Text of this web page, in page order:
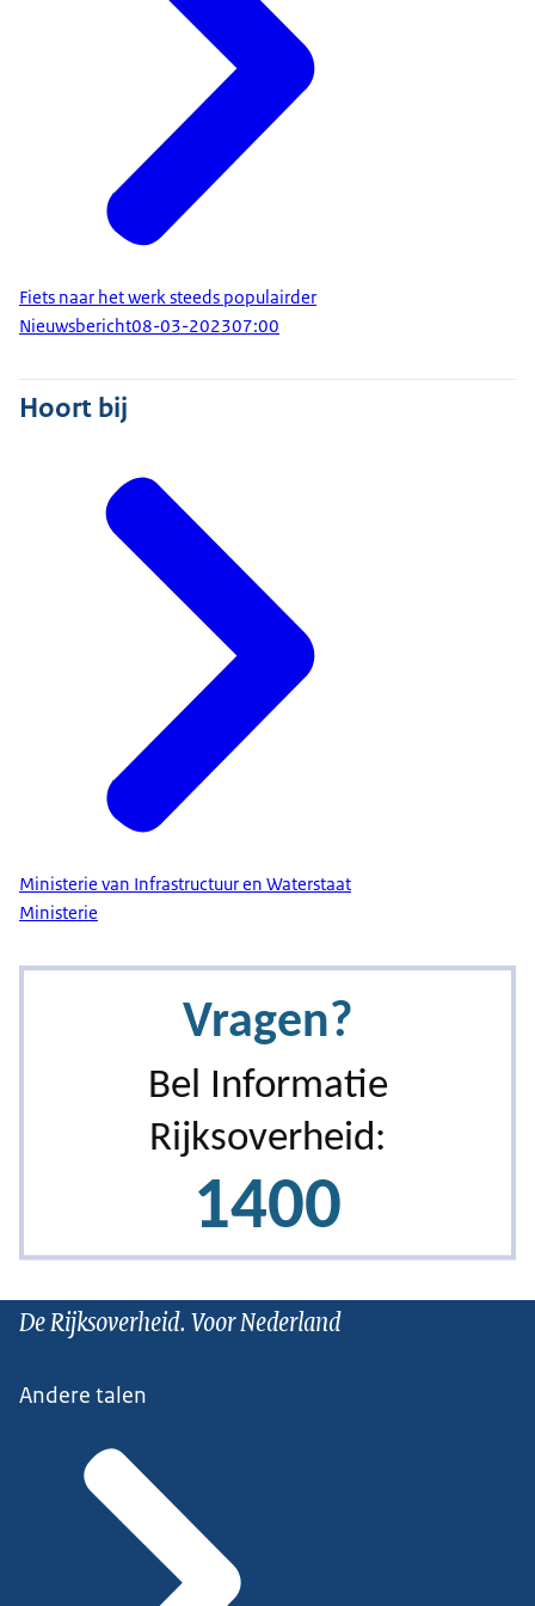
boom opneemt in 1 jaar.
Een fietsende werknemer is vaker tevreden, minder
gestresst en meer ontspannen dan die met de auto
Op één auto-parkeerplaats passen 10 fietsen.
De kans op diabetes vermindert met 20% door 30
minuten te fietsen per dag.
Met 19 cent reiskostenvergoeding en dagelijks 10
Na fietsstimulering is 80% van de werknemers meer
betrokken bij hun werkgever.
fietsers: 8,7 Verzuimdagen fietsers: 7,4
aankomsttijd dan met de auto of het OV.
Wat kan u als werkgever doen?
Reiskostenvergoeding
Medewerkers laten fietsen in ruil voor extra
Zorg voor de juiste voorzieningen (zoals stallingen,
stopcontacten voor e-bikes, etc.)
Verstrekken van een leasefiets (
Rente-vrije lening
Aanschafvergoeding Het werkgeversnetwerk in uw
mogelijkheden.
Fiets naar het werk steeds populairder
Nieuwsbericht08-03-202307:00
Hoort bij
Ministerie van Infrastructuur en Waterstaat
Ministerie
De Rijksoverheid. Voor Nederland
Andere talen